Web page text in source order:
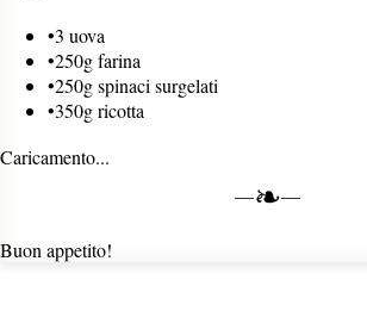
•3 uova
•250g farina
•250g spinaci surgelati
•350g ricotta
Caricamento...
❧
Buon appetito!